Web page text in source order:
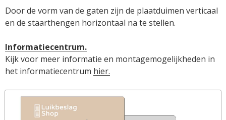
Door de vorm van de gaten zijn de plaatduimen verticaal
en de staarthengen horizontaal na te stellen.
Informatiecentrum.
Kijk voor meer informatie en montagemogelijkheden in
het informatiecentrum hier.